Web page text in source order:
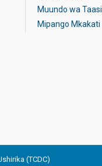
Muundo wa
Mipango Mkakati
(TCDC)